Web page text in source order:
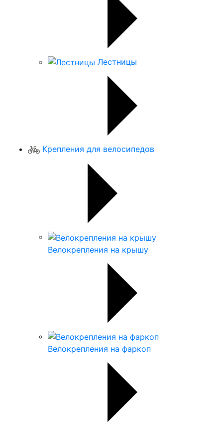
Лестницы
Крепления для велосипедов
Велокрепления на крышу
Велокрепления на фаркоп